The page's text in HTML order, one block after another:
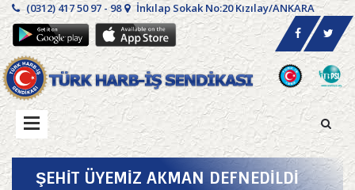
(0312) 417 50 97 - 98 İnkılap Sokak No:20 Kızılay/ANKARA
ŞEHİT ÜYEMİZ AKMAN DEFNEDİLDİ